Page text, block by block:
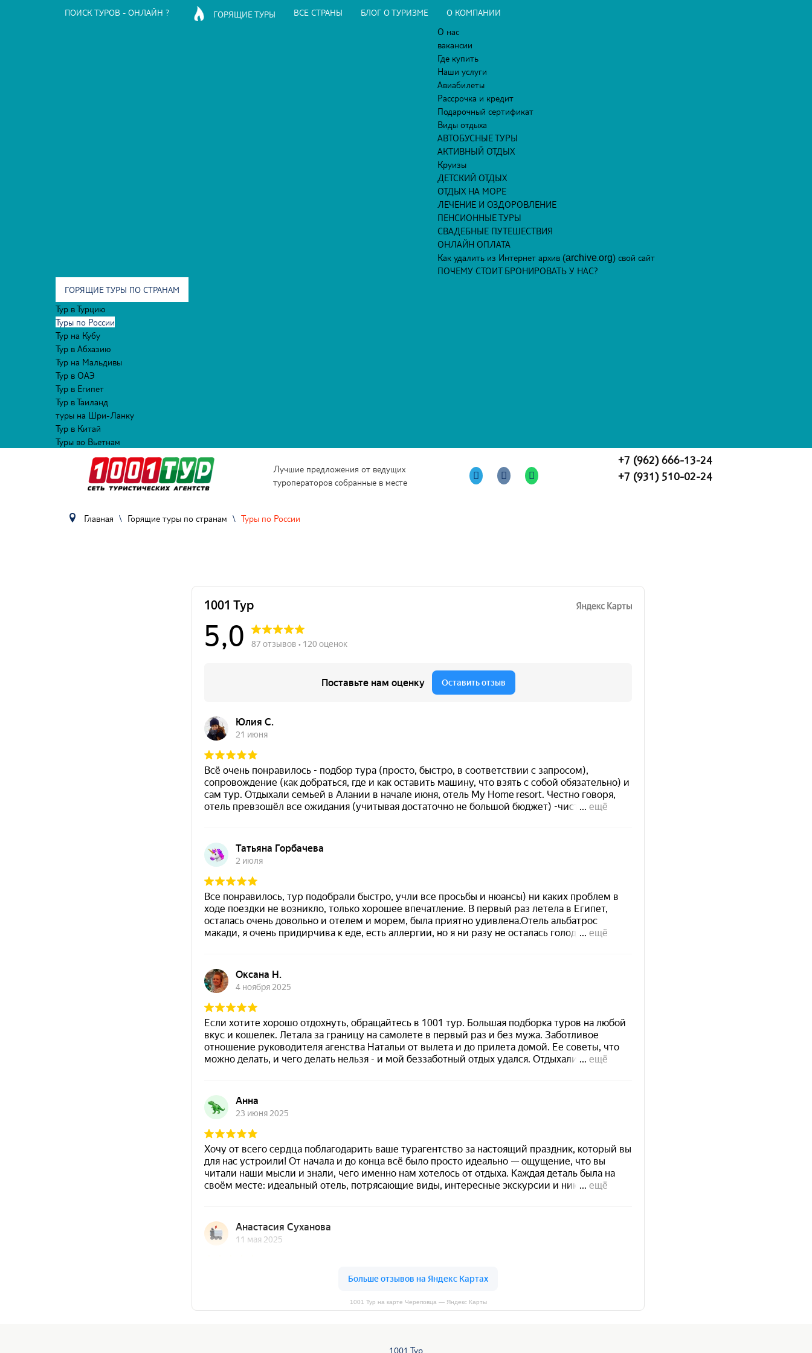
ПОИСК ТУРОВ - ОНЛАЙН ? ГОРЯЩИЕ ТУРЫ ВСЕ СТРАНЫ БЛОГ О ТУРИЗМЕ О КОМПАНИИ
О нас
вакансии
Где купить
Наши услуги
Авиабилеты
Рассрочка и кредит
Подарочный сертификат
Виды отдыха
АВТОБУСНЫЕ ТУРЫ
АКТИВНЫЙ ОТДЫХ
Круизы
ДЕТСКИЙ ОТДЫХ
ОТДЫХ НА МОРЕ
ЛЕЧЕНИЕ И ОЗДОРОВЛЕНИЕ
ПЕНСИОННЫЕ ТУРЫ
СВАДЕБНЫЕ ПУТЕШЕСТВИЯ
ОНЛАЙН ОПЛАТА
Как удалить из Интернет архив (archive.org) свой сайт
ПОЧЕМУ СТОИТ БРОНИРОВАТЬ У НАС?
ГОРЯЩИЕ ТУРЫ ПО СТРАНАМ
Тур в Турцию
Туры по России
Тур на Кубу
Тур в Абхазию
Тур на Мальдивы
Тур в ОАЭ
Тур в Египет
Тур в Таиланд
туры на Шри-Ланку
Тур в Китай
Туры во Вьетнам
Лучшие предложения от ведущих
туроператоров собранные в месте
+7 (962) 666-13-24
+7 (931) 510-02-24
Главная \ Горящие туры по странам \ Туры по России
1001 Тур на карте Череповца — Яндекс Карты
1001 Тур